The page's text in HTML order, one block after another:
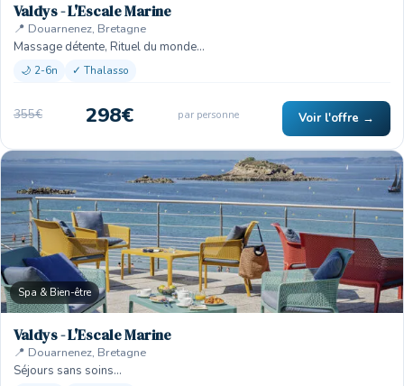
Valdys - L'Escale Marine
📍 Douarnenez, Bretagne
Massage détente, Rituel du monde…
🌙 2-6n ✓ Thalasso
355€ 298€ par personne Voir l'offre →
Spa & Bien-être
Valdys - L'Escale Marine
📍 Douarnenez, Bretagne
Séjours sans soins…